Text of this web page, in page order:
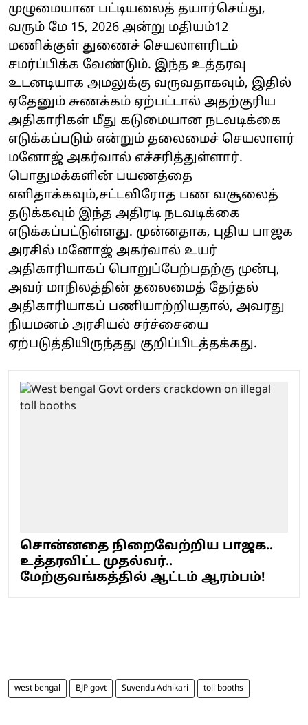
முழுமையான பட்டியலைத் தயார்செய்து,
வரும் மே 15, 2026 அன்று மதியம்12
மணிக்குள் துணைச் செயலாளரிடம்
சமர்ப்பிக்க வேண்டும். இந்த உத்தரவு
உடனடியாக அமலுக்கு வருவதாகவும், இதில்
ஏதேனும் சுணக்கம் ஏற்பட்டால் அதற்குரிய
அதிகாரிகள் மீது கடுமையான நடவடிக்கை
எடுக்கப்படும் என்றும் தலைமைச் செயலாளர்
மனோஜ் அகர்வால் எச்சரித்துள்ளார்.
பொதுமக்களின் பயணத்தை
எளிதாக்கவும்,சட்டவிரோத பண வசூலைத்
தடுக்கவும் இந்த அதிரடி நடவடிக்கை
எடுக்கப்பட்டுள்ளது. முன்னதாக, புதிய பாஜக
அரசில் மனோஜ் அகர்வால் உயர்
அதிகாரியாகப் பொறுப்பேற்பதற்கு முன்பு,
அவர் மாநிலத்தின் தலைமைத் தேர்தல்
அதிகாரியாகப் பணியாற்றியதால், அவரது
நியமனம் அரசியல் சர்ச்சையை
ஏற்படுத்தியிருந்தது குறிப்பிடத்தக்கது.
சொன்னதை நிறைவேற்றிய பாஜக..
உத்தரவிட்ட முதல்வர்..
மேற்குவங்கத்தில் ஆட்டம் ஆரம்பம்!
west bengal BJP govt Suvendu Adhikari toll booths